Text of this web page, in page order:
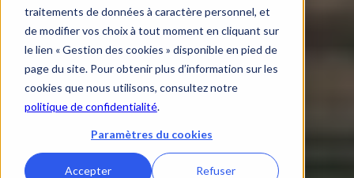
traitements de données à caractère personnel, et
de modifier vos choix à tout moment en cliquant sur
le lien « Gestion des cookies » disponible en pied de
page du site. Pour obtenir plus d’information sur les
cookies que nous utilisons, consultez notre
politique de confidentialité.
Paramètres du cookies
Accepter Refuser